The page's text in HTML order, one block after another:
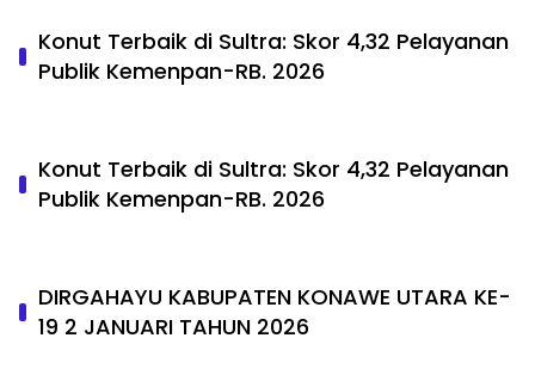
Konut Terbaik di Sultra: Skor 4,32 Pelayanan
Publik Kemenpan-RB. 2026
Konut Terbaik di Sultra: Skor 4,32 Pelayanan
Publik Kemenpan-RB. 2026
DIRGAHAYU KABUPATEN KONAWE UTARA KE-
19 2 JANUARI TAHUN 2026